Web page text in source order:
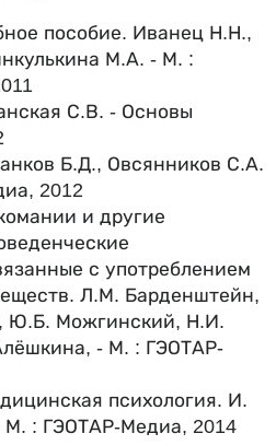
пособие. Иванец Н.Н.,
М.А. - М. :
С.В. - Основы
Б.Д., Овсянников С.А.
2012
и другие
с употреблением
Л.М. Барденштейн,
Ю.Б. Можгинский, Н.И.
- М. : ГЭОТАР-
психология. И.
: ГЭОТАР-Медиа, 2014